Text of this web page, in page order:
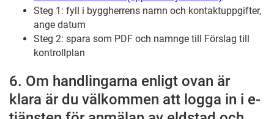
Steg 1: fyll i byggherrens namn och kontaktuppgifter,
ange datum
Steg 2: spara som PDF och namnge till Förslag till
kontrollplan
6. Om handlingarna enligt ovan är
klara är du välkommen att logga in i e-